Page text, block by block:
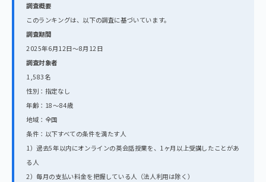
調査概要
このランキングは、以下の調査に基づいています。
調査期間
2025年6月12日～8月12日
調査対象者
1,583名
性別：指定なし
年齢：18～84歳
地域：全国
条件：以下すべての条件を満たす人
1）過去5年以内にオンラインの英会話授業を、1ヶ月以上受講したことがあ
る人
2）毎月の支払い料金を把握している人（法人利用は除く）